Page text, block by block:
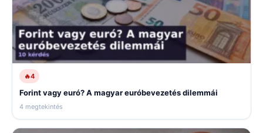
🔥4
Forint vagy euró? A magyar euróbevezetés dilemmái
4 megtekintés